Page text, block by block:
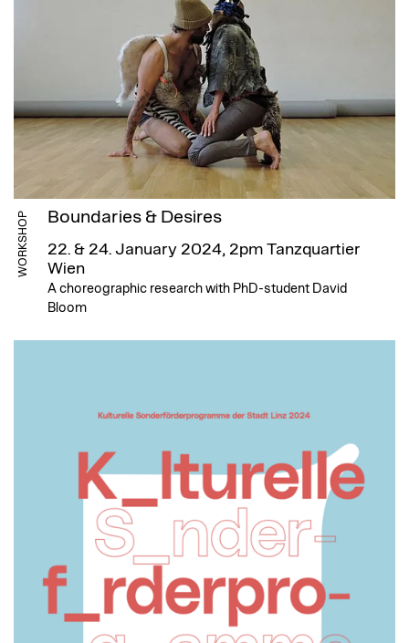
WORKSHOP Boundaries & Desires
22. & 24. January 2024, 2pm Tanzquartier
Wien
A choreographic research with PhD-student David
Bloom